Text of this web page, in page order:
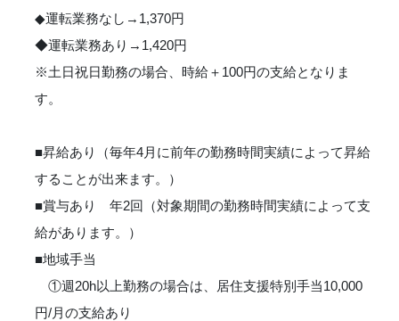
◆運転業務なし→1,370円
◆運転業務あり→1,420円
※土日祝日勤務の場合、時給＋100円の支給となりま
す。
■昇給あり（毎年4月に前年の勤務時間実績によって昇給
することが出来ます。）
■賞与あり 年2回（対象期間の勤務時間実績によって支
給があります。）
■地域手当
①週20h以上勤務の場合は、居住支援特別手当10,000
円/月の支給あり